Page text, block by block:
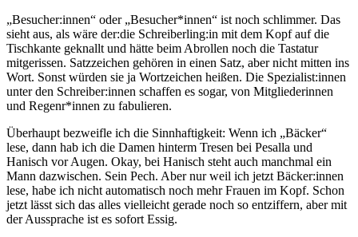
„Besucher:innen“ oder „Besucher*innen“ ist noch schlimmer. Das
sieht aus, als wäre der:die Schreiberling:in mit dem Kopf auf die
Tischkante geknallt und hätte beim Abrollen noch die Tastatur
mitgerissen. Satzzeichen gehören in einen Satz, aber nicht mitten ins
Wort. Sonst würden sie ja Wortzeichen heißen. Die Spezialist:innen
unter den Schreiber:innen schaffen es sogar, von Mitgliederinnen
und Regenr*innen zu fabulieren.
Überhaupt bezweifle ich die Sinnhaftigkeit: Wenn ich „Bäcker“
lese, dann hab ich die Damen hinterm Tresen bei Pesalla und
Hanisch vor Augen. Okay, bei Hanisch steht auch manchmal ein
Mann dazwischen. Sein Pech. Aber nur weil ich jetzt Bäcker:innen
lese, habe ich nicht automatisch noch mehr Frauen im Kopf. Schon
jetzt lässt sich das alles vielleicht gerade noch so entziffern, aber mit
der Aussprache ist es sofort Essig.